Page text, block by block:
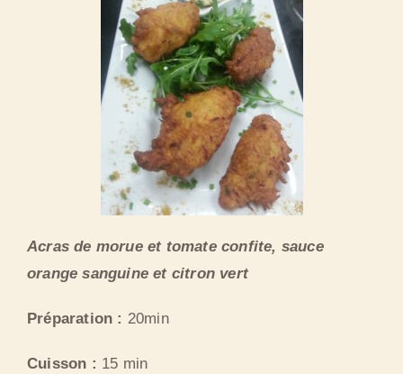
Acras de morue et tomate confite, sauce
orange sanguine et citron vert
Préparation : 20min
Cuisson : 15 min